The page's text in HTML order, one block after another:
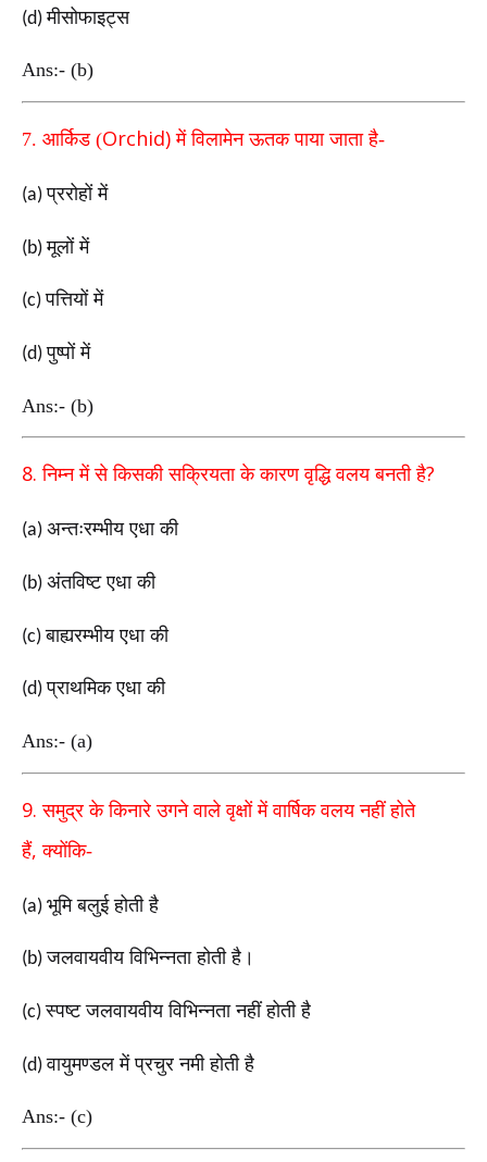
(d)मीसोफाइट्स
Ans:- (b)
7. आर्किड (Orchid)में विलामेन ऊतक पाया जाता है-
(a)प्ररोहों में
(b)मूलों में
(c)पत्तियों में
(d)पुष्पों में
Ans:- (b)
8.निम्न में से किसकी सक्रियता के कारण वृद्धि वलय बनती है?
(a) अन्तःरम्भीय एधा की
(b) अंतविष्ट एधा की
(c)बाह्यरम्भीय एधा की
(d)प्राथमिक एधा की
Ans:- (a)
9.समुद्र के किनारे उगने वाले वृक्षों में वार्षिक वलय नहीं होते
हैं,क्योंकि-
(a) भूमि बलुई होती है
(b)जलवायवीय विभिन्नता होती है।
(c)स्पष्ट जलवायवीय विभिन्नता नहीं होती है
(d)वायुमण्डल में प्रचुर नमी होती है
Ans:- (c)